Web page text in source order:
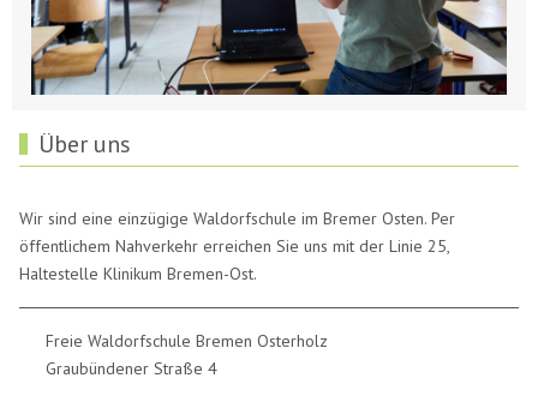
Über uns
Wir sind eine einzügige Waldorfschule im Bremer Osten. Per
öffentlichem Nahverkehr erreichen Sie uns mit der Linie 25,
Haltestelle Klinikum Bremen-Ost.
Freie Waldorfschule Bremen Osterholz
Graubündener Straße 4